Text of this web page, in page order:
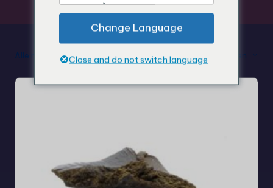
Alle resultaten van 11 weergeven Standaard sorteren
States)
Change Language
Close and do not switch language